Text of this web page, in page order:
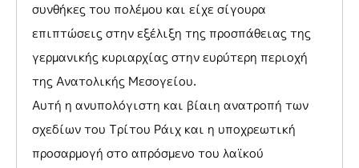
συνθήκες του πολέμου και είχε σίγουρα
επιπτώσεις στην εξέλιξη της προσπάθειας της
γερμανικής κυριαρχίας στην ευρύτερη περιοχή
της Ανατολικής Μεσογείου.
Αυτή η ανυπολόγιστη και βίαιη ανατροπή των
σχεδίων του Τρίτου Ράιχ και η υποχρεωτική
προσαρμογή στο απρόσμενο του λαϊκού